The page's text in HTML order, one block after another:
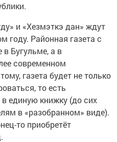
и «Хезмэткэ дан» ждут
году. Районная газета с
в Бугульме, а в
современном
газета будет не только
то есть
единую книжку (до сих
в «разобранном» виде).
то приобретёт